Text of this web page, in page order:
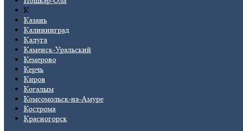
К
Казань
Калининград
Калуга
Каменск-Уральский
Кемерово
Керчь
Киров
Когалым
Комсомольск-на-Амуре
Кострома
Красногорск